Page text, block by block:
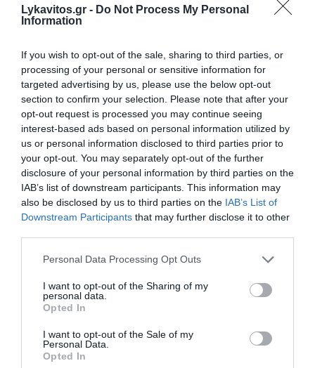
Lykavitos.gr - Do Not Process My Personal
Information
If you wish to opt-out of the sale, sharing to third parties, or
processing of your personal or sensitive information for
targeted advertising by us, please use the below opt-out
section to confirm your selection. Please note that after your
opt-out request is processed you may continue seeing
interest-based ads based on personal information utilized by
us or personal information disclosed to third parties prior to
your opt-out. You may separately opt-out of the further
disclosure of your personal information by third parties on the
IAB’s list of downstream participants. This information may
also be disclosed by us to third parties on the IAB’s List of
Downstream Participants that may further disclose it to other
Please note that this website/app uses one or more Google
not limited to your visit or usage behaviour. You may click to
grant or deny consent to Google and its third-party tags to
use your data for below specified purposes in below Google
consent section.
Personal Data Processing Opt Outs
I want to opt-out of the Sharing of my
personal data.
Opted In
I want to opt-out of the Sale of my
Personal Data.
Opted In
στο Google News
και μάθετε πρώτοι όλες τις
ειδήσεις
Ροή ειδήσεων
Σκέρτσος για ΠΑΣΟΚ: Κανένα ουσιαστικό επιχείρημα για
την έκθεση του ΟΟΣΑ
Τι αποκαλύπτει η «Daily Mail» για τη δολοφονία της
Χωρίς τις αισθήσεις του ανασύρθηκε 43χρονος στη
Μετώπη στον Σαρωνικό
Παγκόσμιο Πρωτάθλημα Κωπηλασίας: Αργυρό μετάλλιο
για Χιώτη και Αλεξίου